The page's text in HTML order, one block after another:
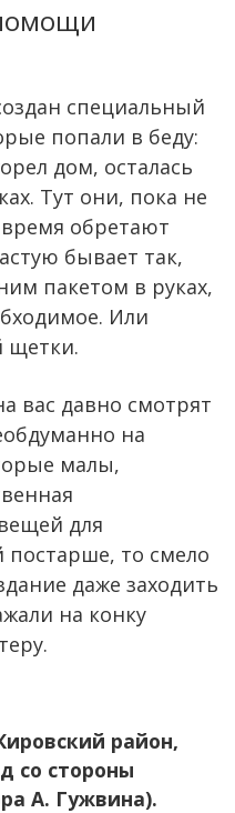
специальный
попали в беду:
дом, осталась
Тут они, пока не
обретают
бывает так,
пакетом в руках,
Или
щетки.
вас давно смотрят
на
малы,
для
то смело
даже заходить
на конку
район,
со стороны
А. Гужвина).